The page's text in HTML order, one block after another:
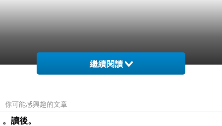
繼續閱讀
你可能感興趣的文章
。讀後。